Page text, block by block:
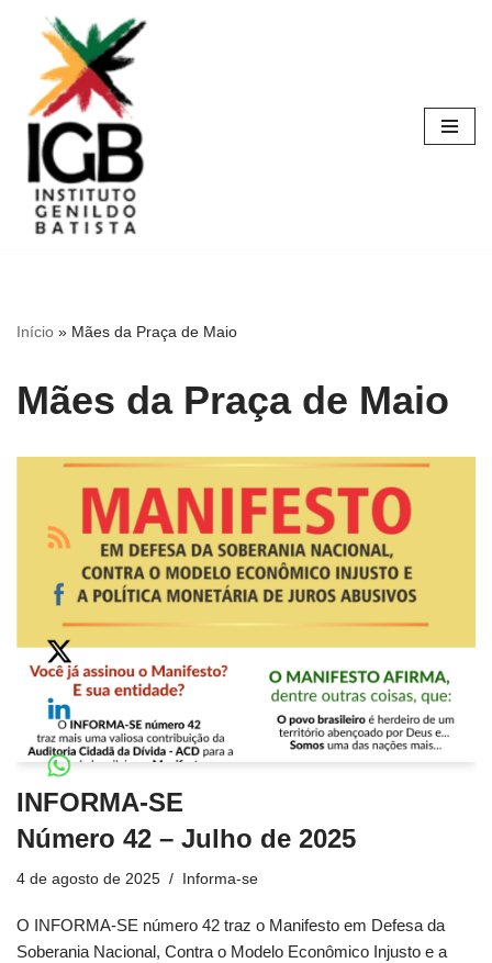
para
conteúdo
Início » Mães da Praça de Maio
Mães da Praça de Maio
INFORMA-SE
Número 42 – Julho de 2025
4 de agosto de 2025 Informa-se
O INFORMA-SE número 42 traz o Manifesto em Defesa da
Soberania Nacional, Contra o Modelo Econômico Injusto e a